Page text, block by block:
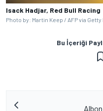
Isack Hadjar, Red Bull Racing
Photo by: Martin Keep / AFP via
Bu İçeriği